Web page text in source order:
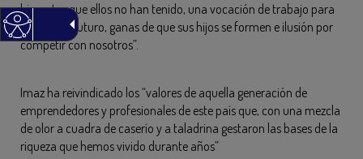
bienestar que ellos no han tenido, una vocación de trabajo para
mejorar el futuro, ganas de que sus hijos se formen e ilusión por
competir con nosotros”.
Imaz ha reivindicado los “valores de aquella generación de
emprendedores y profesionales de este país que, con una mezcla
de olor a cuadra de caserío y a taladrina gestaron las bases de la
riqueza que hemos vivido durante años”